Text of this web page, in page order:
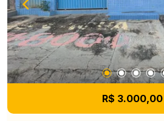
R$ 3.000,00